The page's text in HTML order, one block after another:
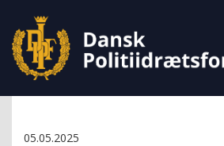
05.05.2025